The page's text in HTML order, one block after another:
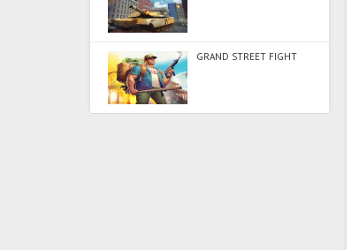
GRAND STREET FIGHT